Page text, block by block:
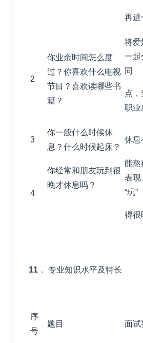
再进
2
你业余时间怎么度
过？你喜欢什么电视
节目？喜欢读哪些书
籍？
将爱
一起
同
点
职业
3
你一般什么时候休
息？什么时候起床？
休息
4
你经常和朋友玩到很
晚才休息吗？
能熬
表现
“玩”
得很
11 ． 专业知识水平及特长
序
号
题目 面试